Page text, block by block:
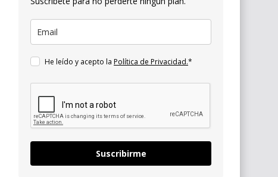
He leído y acepto la Política de Privacidad.*
Suscribirme